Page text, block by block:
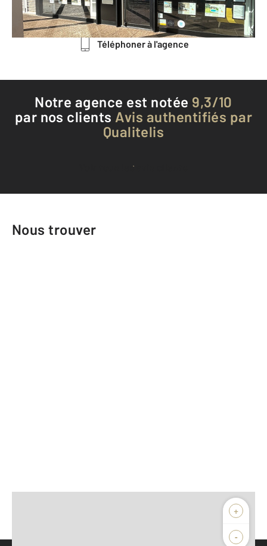
Envoyer un message
Téléphoner à l'agence
Notre agence est notée 9,3/10
par nos clients Avis authentifiés par
Qualitelis
Voir tous les avis clients
Nous trouver
+
-